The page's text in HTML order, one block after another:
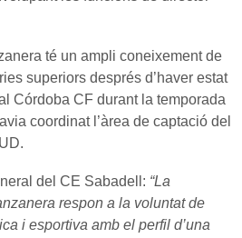
té un ampli coneixement de
superiors després d’haver estat
Córdoba CF durant la temporada
coordinat l’àrea de captació del
del CE Sabadell: “La
respon a la voluntat de
i esportiva amb el perfil d’una